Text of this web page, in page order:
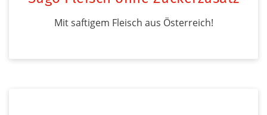
Mit saftigem Fleisch aus Österreich!